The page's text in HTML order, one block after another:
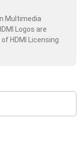
Multimedia
Logos are
HDMI Licensing